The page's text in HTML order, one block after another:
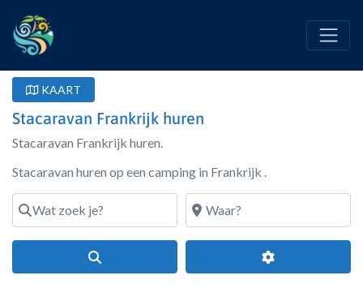
KAART
Stacaravan Frankrijk huren
Stacaravan Frankrijk huren.
Stacaravan huren op een camping in Frankrijk .
Wat zoek je?
Waar?
Geavanceerde